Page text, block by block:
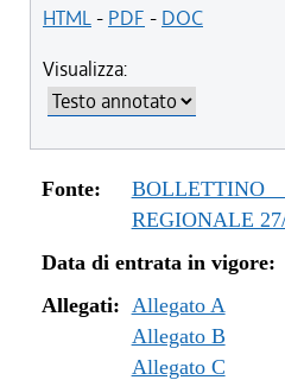
HTML- PDF - DOC
Visualizza:
Fonte:
REGIONALE
Data di entrata in vigore:
Allegati: Allegato A
Allegato B
Allegato C